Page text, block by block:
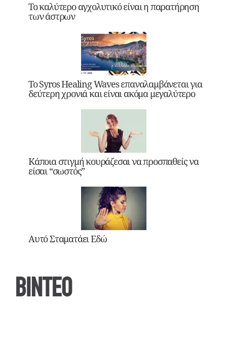
Το καλύτερο αγχολυτικό είναι η παρατήρηση
των άστρων
Το Syros Healing Waves επαναλαμβάνεται για
δεύτερη χρονιά και είναι ακόμα μεγαλύτερο
Κάποια στιγμή κουράζεσαι να προσπαθείς να
είσαι “σωστός”
Αυτό Σταματάει Εδώ
ΒΙΝΤΕΟ